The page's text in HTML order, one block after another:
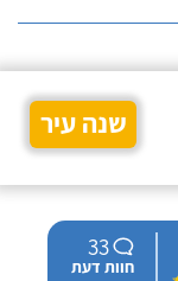
שנה עיר
33
חוות דעת